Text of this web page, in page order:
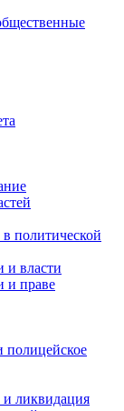
политической
и власти
и праве
полицейское
и ликвидация